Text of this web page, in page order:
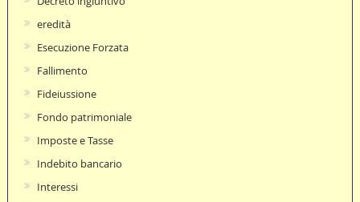
eredità
Esecuzione Forzata
Fallimento
Fideiussione
Fondo patrimoniale
Imposte e Tasse
Indebito bancario
Interessi